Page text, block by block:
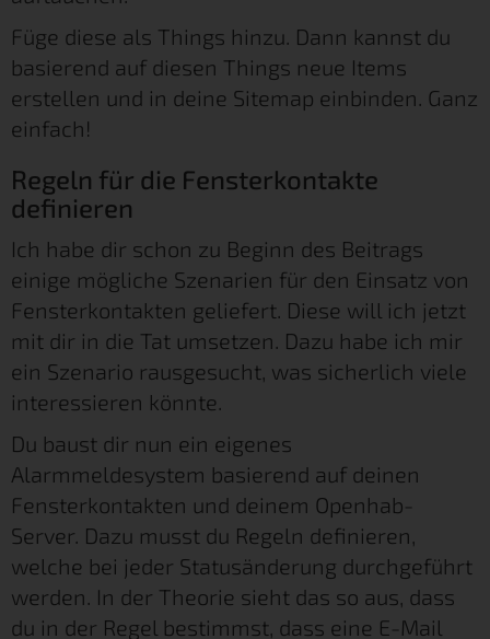
Füge diese als Things hinzu. Dann kannst du
basierend auf diesen Things neue Items
erstellen und in deine Sitemap einbinden. Ganz
einfach!
Regeln für die Fensterkontakte
definieren
Ich habe dir schon zu Beginn des Beitrags
einige mögliche Szenarien für den Einsatz von
Fensterkontakten geliefert. Diese will ich jetzt
mit dir in die Tat umsetzen. Dazu habe ich mir
ein Szenario rausgesucht, was sicherlich viele
interessieren könnte.
Du baust dir nun ein eigenes
Alarmmeldesystem basierend auf deinen
Fensterkontakten und deinem Openhab-
Server. Dazu musst du Regeln definieren,
welche bei jeder Statusänderung durchgeführt
werden. In der Theorie sieht das so aus, dass
du in der Regel bestimmst, dass eine E-Mail